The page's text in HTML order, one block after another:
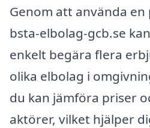
Genom att använda
bsta-elbolag-gcb.se
enkelt begära flera
olika elbolag i
du kan jämföra priser
aktörer, vilket hjälper